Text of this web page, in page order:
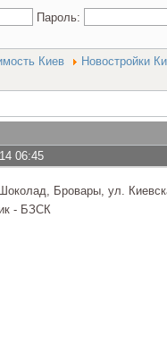
Пароль:
Киев
Новостройки
06:45
Бровары, ул.
- БЗСК